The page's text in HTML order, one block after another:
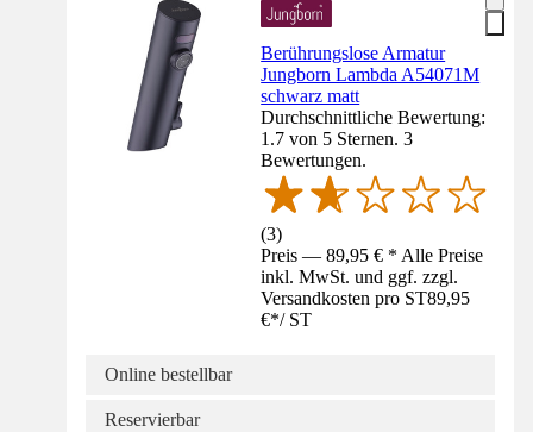
Berührungslose Armatur
Jungborn Lambda A54071M
schwarz matt
Durchschnittliche Bewertung:
1.7 von 5 Sternen. 3
Bewertungen.
(3)
Preis — 89,95 € * Alle Preise
inkl. MwSt. und ggf. zzgl.
Versandkosten pro ST89,95
€*/ ST
Online bestellbar
Reservierbar